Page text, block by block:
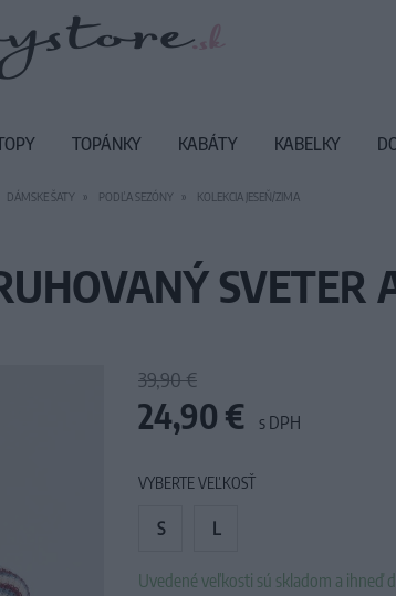
DÁMSKE ŠATY PODĽA SEZÓNY KOLEKCIA JESEŇ/ZIMA
SVETER
39,90 €
24,90 € s DPH
VYBERTE VEĽKOSŤ
S L
Uvedené veľkosti sú skladom a ihneď
TOPÁNKY KABÁTY KABELKY